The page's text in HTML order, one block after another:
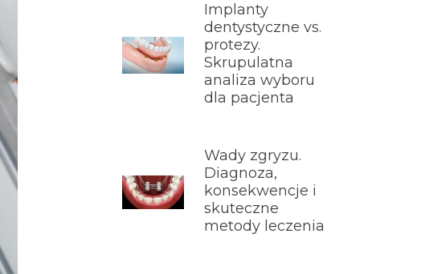
Implanty
dentystyczne vs.
protezy.
Skrupulatna
analiza wyboru
dla pacjenta
Wady zgryzu.
Diagnoza,
konsekwencje i
skuteczne
metody leczenia